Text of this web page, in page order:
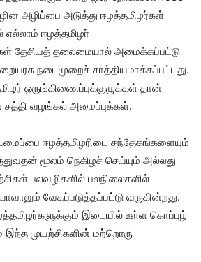
அழிப்பை அடுத்து ஈழத்தமிழர்கள்
எல்லாம் ஈழத்தமிழர்
தேசியத் தலைமையால் அமைக்கப்பட்டு
நடைமுறைச் சாத்தியமாக்கப்பட்டது.
ஒருங்கிணைப்புக்குழுக்கள் தான்
சத்தி வழங்கல் அமைப்புக்கள்.
ஈழத்தமிழரிடை சந்தேகங்களையும்
மூலம் நெகிழச் செய்யும் அல்லது
பலவழிகளில் பலநிலைகளில்
வேகப்படுத்தப்பட்டு வருகின்றது.
இடையில் உள்ள கொப்புழ்
இந்த முயற்சிகளின் மற்றொரு